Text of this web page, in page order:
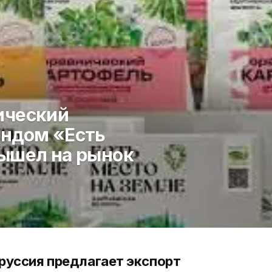
«Есть
на рынок
предлагает экспорт